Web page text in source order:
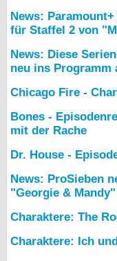
News:
für Staffel 2 von
News: Diese
neu ins Programm
Chicago Fire -
Bones -
mit der Rache
Dr. House -
News: ProSieben
"Georgie & Mandy"
Charaktere: The
Charaktere: Ich